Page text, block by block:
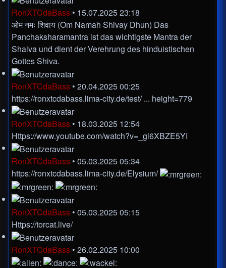
RonXTCdaBass • 15.07.2025 23:18
ओम नमः शिवाय (Om Namah Shivay Dhun) Das
Panchaksharamantra ist das wichtigste Mantra der
Shaiva und dient der Verehrung des hinduistischen
Gottes Shiva.
RonXTCdaBass • 20.04.2025 00:25
https://ronxtcdabass.lima-city.de/test/ ... height=779
RonXTCdaBass • 18.03.2025 12:54
Https://www.youtube.com/watch?v=_gl6XBZE5YI
RonXTCdaBass • 05.03.2025 05:34
https://ronxtcdabass.lima-city.de/Elysium/
RonXTCdaBass • 05.03.2025 05:15
Https://torcat.live/
RonXTCdaBass • 26.02.2025 10:00